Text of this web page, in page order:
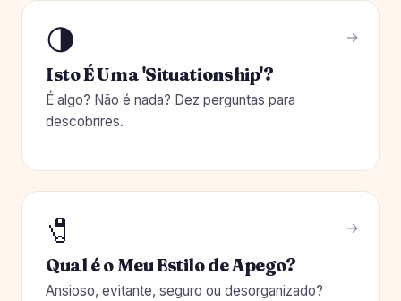
🌗
Isto É Uma 'Situationship'?
É algo? Não é nada? Dez perguntas para
descobrires.
🧷
Qual é o Meu Estilo de Apego?
Ansioso, evitante, seguro ou desorganizado?